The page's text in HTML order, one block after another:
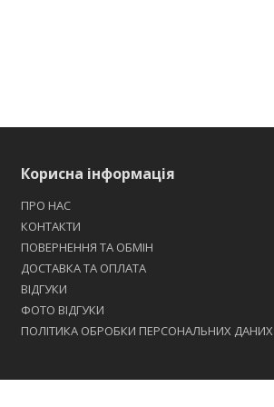
Корисна інформація
ПРО НАС
КОНТАКТИ
ПОВЕРНЕННЯ ТА ОБМІН
ДОСТАВКА ТА ОПЛАТА
ВІДГУКИ
ФОТО ВІДГУКИ
ПОЛІТИКА ОБРОБКИ ПЕРСОНАЛЬНИХ ДАНИХ